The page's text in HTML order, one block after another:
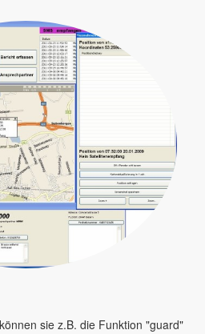
sie z.B. die Funktion "guard"